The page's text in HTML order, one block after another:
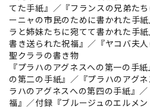
てた手紙』／『フランスの兄弟た
ーニャの市民のために書かれた手
ラと姉妹たちに宛てて書かれた手
書き送られた祝福』／『ヤコバ夫人
聖クララの書き物
『プラハのアグネスへの第一の手
の第二の手紙』／『プラハのアグ
ラハのアグネスへの第四の手紙』
福』／付録『ブルージュのエルメン